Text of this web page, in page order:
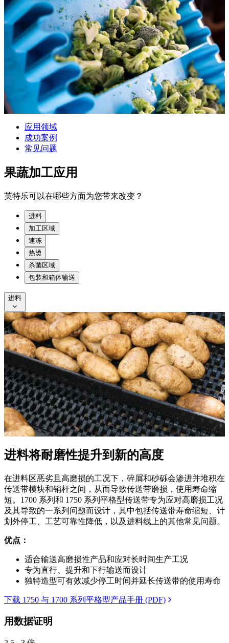
应用领域
成功案例
常见问题
果蔬加工应用
英特乐可以在哪些方面为您带来改变？
进料
加工区域
速冻
热烫
杀菌区域
包装和箱体输送
进料
进料将耐磨性提升到新的高度
在进料区恶劣且高磨损的工况下，碎屑和砂砾会渗进并堆积在
传送带模块和销杆之间，从而导致传送带磨损，使用寿命缩
短。1700 系列和 1750 系列平格型传送带专为应对高磨损工况
及其导致的一系列问题而设计，其中包括传送带寿命缩短、计
划外停工、工艺可靠性降低，以及进料线上的其他常见问题。
优点：
适合输送高磨损性产品和应对长时间生产工况
专为直行、提升和下行输送而设计
独特造型可有效减少停工时间并延长传送带的使用寿命
下载 1750 与 1700 系列平格型产品手册 (PDF)
用数据证明